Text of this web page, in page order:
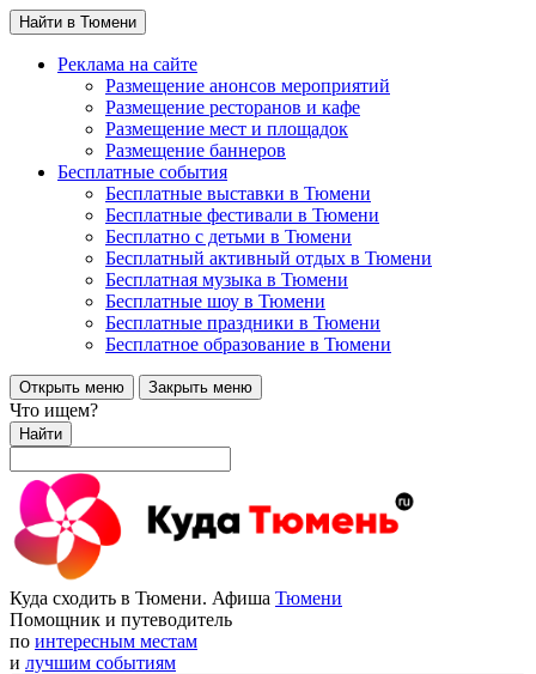
Найти в Тюмени
Реклама на сайте
Размещение анонсов мероприятий
Размещение ресторанов и кафе
Размещение мест и площадок
Размещение баннеров
Бесплатные события
Бесплатные выставки в Тюмени
Бесплатные фестивали в Тюмени
Бесплатно с детьми в Тюмени
Бесплатный активный отдых в Тюмени
Бесплатная музыка в Тюмени
Бесплатные шоу в Тюмени
Бесплатные праздники в Тюмени
Бесплатное образование в Тюмени
Открыть меню Закрыть меню
Что ищем?
Найти
Куда сходить в Тюмени. Афиша Тюмени
Помощник и путеводитель
по интересным местам
и лучшим событиям